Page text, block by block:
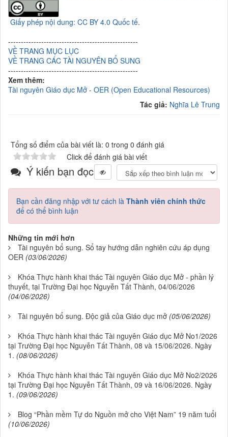
Giấy phép nội dung: CC BY 4.0 Quốc tế.
---------------------------------------------------
VỀ TRANG MỤC LỤC
VỀ TRANG CÁC TÀI NGUYÊN BỔ SUNG
---------------------------------------------------
Xem thêm:
Tài nguyên Giáo dục Mở - OER (Open Educational Resources)
Tác giả: Nghĩa Lê Trung
Tổng số điểm của bài viết là: 0 trong 0 đánh giá
Click để đánh giá bài viết
Ý kiến bạn đọc
Bạn cần đăng nhập với tư cách là Thành viên chính thức
để có thể bình luận
Những tin mới hơn
Tài nguyên bổ sung. Sổ tay hướng dẫn nghiên cứu áp dụng
OER (03/06/2026)
Khóa Thực hành khai thác Tài nguyên Giáo dục Mở - phần lý
thuyết, tại Trường Đại học Nguyễn Tất Thành, 04/06/2026
(04/06/2026)
Tài nguyên bổ sung. Độc giả của Giáo dục mở (05/06/2026)
Khóa Thực hành khai thác Tài nguyên Giáo dục Mở No1/2026
tại Trường Đại học Nguyễn Tất Thành, 08 và 15/06/2026. Ngày
1. (08/06/2026)
Khóa Thực hành khai thác Tài nguyên Giáo dục Mở No2/2026
tại Trường Đại học Nguyễn Tất Thành, 09 và 16/06/2026. Ngày
1. (09/06/2026)
Blog “Phần mềm Tự do Nguồn mở cho Việt Nam” 19 năm tuổi
(10/06/2026)